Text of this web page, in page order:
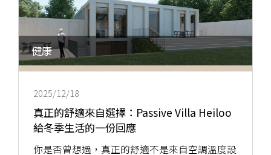
健康
2025/12/18
真正的舒適來自選擇：Passive Villa Heiloo
給冬季生活的一份回應
你是否曾想過，真正的舒適不是來自空調溫度設